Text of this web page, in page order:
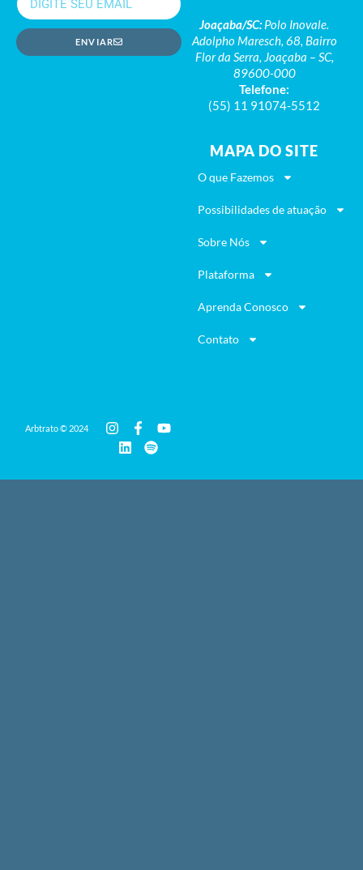
ENVIAR
Joaçaba/SC:Polo Inovale.
Adolpho Maresch, 68, Bairro
Flor da Serra, Joaçaba – SC,
89600-000
Telefone:
(55) 11 91074-5512
MAPA DO SITE
O que Fazemos
Possibilidades de atuação
Sobre Nós
Plataforma
Aprenda Conosco
Contato
Arbtrato © 2024